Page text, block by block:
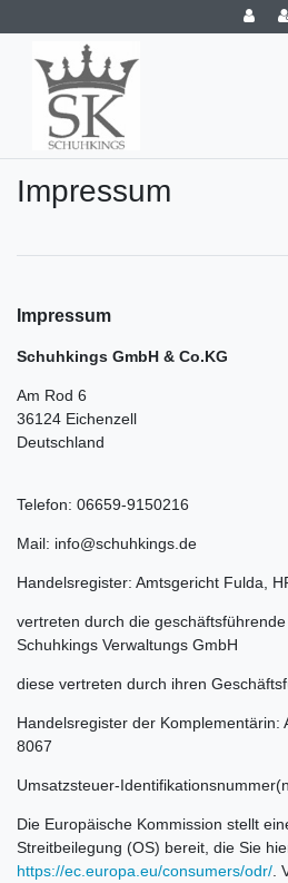
Impressum
Impressum
Schuhkings GmbH & Co.KG
Am Rod 6
36124 Eichenzell
Deutschland
Telefon: 06659-9150216
Mail: info@schuhkings.de
Handelsregister: Amtsgericht Fulda,
vertreten durch die
Schuhkings Verwaltungs GmbH
diese vertreten durch ihren
Handelsregister der Komplementärin:
8067
Umsatzsteuer-
Die Europäische Kommission stellt
Streitbeilegung (OS) bereit, die Sie
https://ec.europa.eu/consumers/odr/